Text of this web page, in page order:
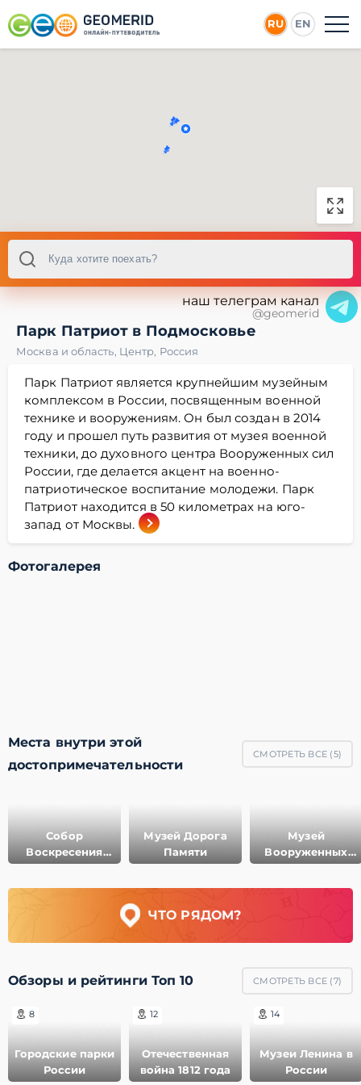
RU EN
наш телеграм канал
@geomerid
Парк Патриот в Подмосковье
Москва и область, Центр, Россия
Парк Патриот является крупнейшим музейным
комплексом в России, посвященным военной
технике и вооружениям. Он был создан в 2014
году и прошел путь развития от музея военной
техники, до духовного центра Вооруженных сил
России, где делается акцент на военно-
патриотическое воспитание молодежи. Парк
Патриот находится в 50 километрах на юго-
запад от Москвы.
Фотогалерея
Места внутри этой
достопримечательности
СМОТРЕТЬ ВСЕ (5)
Собор
Воскресения
Христова
Музей Дорога
Памяти
Музей
Вооруженных
сил РФ
ЧТО РЯДОМ?
Обзоры и рейтинги Топ 10 СМОТРЕТЬ ВСЕ (7)
8
Городские парки
России
12
Отечественная
война 1812 года
14
Музеи Ленина в
России